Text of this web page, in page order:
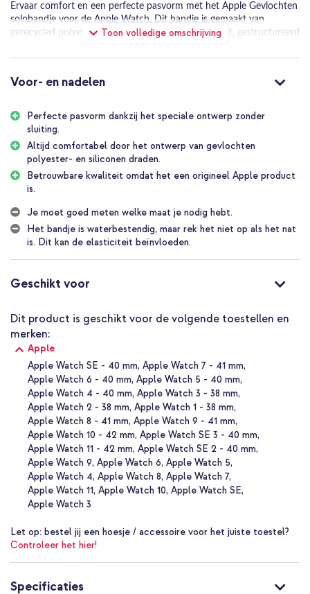
Toon volledige omschrijving
Ervaar comfort en een perfecte pasvorm met het Apple Gevlochten
solobandje voor de Apple Watch. Dit bandje is gemaakt van
gerecycled polyester en siliconen, en biedt een zacht, gestructureerd
dagelijks gebruik.
Perfecte pasvorm
Dankzij het rekbare ontwerp schuif je het bandje eenvoudig om je
pols, zonder gedoe met gespen. Het bandje is gemaakt door 16.000
gerecyclede polyestergarens te vlechten rond ultradunne
siliconendraden. Vervolgens wordt het bandje met een laser op de
exacte lengte gesneden, zodat jij kunt genieten van een perfecte fit.
Duurzaam functioneel
actieve dagen. Bovendien is dit bandje CO₂-neutraal, met meer dan
40% gerecycled materiaal en productie met schone energie. Je kiest
dus niet alleen voor comfort, maar ook voor een bewuste keuze. Let
optimaal aansluiten op je je Apple Watch. De kwaliteit is
gegarandeerd en het staat erom bekend lang mee te gaan. Verder
staan duurzaamheid in het product en productieproces vaak
centraal, bekend als Apple 2030.
Waarom het Apple Gevlochten solobandje voor de Apple Watch?
Rekbaar gevlochten design
Gemaakt van 40% gerecycled materiaal
Zweet- en waterbestendig
Comfortabel en zacht gevoel
Verschillende maten voor de perfecte pasvorm
Met 1 jaar garantie
Gevlochten solobandje.
Voor- en nadelen
Perfecte pasvorm dankzij het speciale ontwerp zonder
sluiting.
Altijd comfortabel door het ontwerp van gevlochten
polyester- en siliconen draden.
Betrouwbare kwaliteit omdat het een origineel Apple product
is.
Je moet goed meten welke maat je nodig hebt.
Het bandje is waterbestendig, maar rek het niet op als het nat
is. Dit kan de elasticiteit beïnvloeden.
Geschikt voor
Dit product is geschikt voor de volgende toestellen en
merken:
Apple
Apple Watch SE - 40 mm Apple Watch 7 - 41 mm
Apple Watch 6 - 40 mm Apple Watch 5 - 40 mm
Apple Watch 4 - 40 mm Apple Watch 3 - 38 mm
Apple Watch 2 - 38 mm Apple Watch 1 - 38 mm
Apple Watch 8 - 41 mm Apple Watch 9 - 41 mm
Apple Watch 10 - 42 mm Apple Watch SE 3 - 40 mm
Apple Watch 11 - 42 mm Apple Watch SE 2 - 40 mm
Apple Watch 9 Apple Watch 6 Apple Watch 5
Apple Watch 4 Apple Watch 8 Apple Watch 7
Apple Watch 11 Apple Watch 10 Apple Watch SE
Apple Watch 3
Let op: bestel jij een hoesje / accessoire voor het juiste toestel?
Controleer het hier!
Specificaties